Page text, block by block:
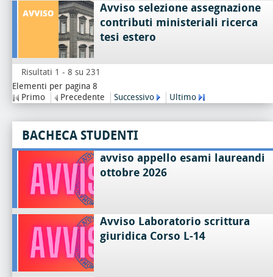
Avviso selezione assegnazione
contributi ministeriali ricerca
tesi estero
Risultati 1 - 8 su 231
Elementi per pagina 8
Primo
Precedente Successivo Ultimo
BACHECA STUDENTI
avviso appello esami laureandi
ottobre 2026
Avviso Laboratorio scrittura
giuridica Corso L-14